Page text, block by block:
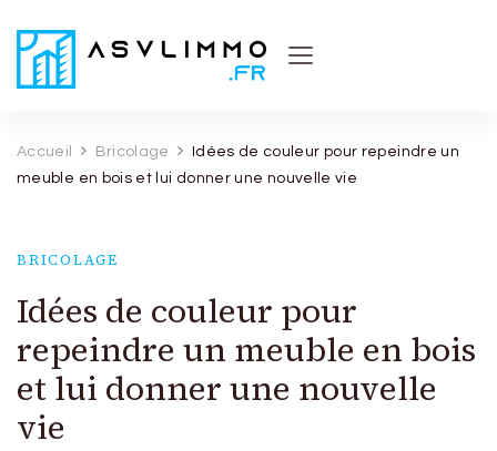
Accueil Bricolage
Idées de couleur pour repeindre un
meuble en bois et lui donner une nouvelle vie
BRICOLAGE
Idées de couleur pour
repeindre un meuble en bois
et lui donner une nouvelle
vie